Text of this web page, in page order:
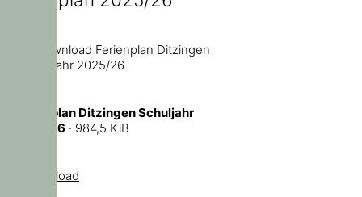
Ferienplan Ditzingen Schuljahr
2025/26 · 984,5 KiB
Download